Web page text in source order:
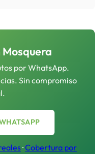
Mosquera
por WhatsApp.
Sin compromiso
·Cobertura por